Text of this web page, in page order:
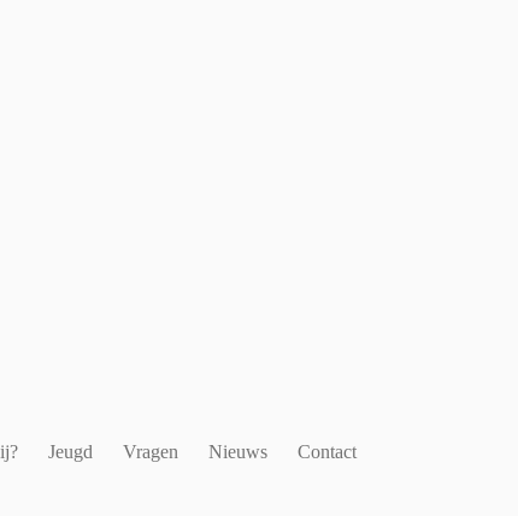
Jeugd Vragen Nieuws
Contact